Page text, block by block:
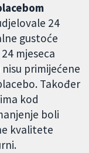
24
gustoće
mjeseca
primijećene
Također
kod
boli
kvalitete